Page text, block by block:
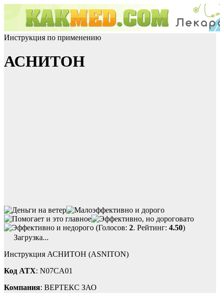
Инструкция по применению
АСНИТОН
(Голосов: 2. Рейтинг: 4.50)
Загрузка...
Инструкция АСНИТОН (ASNITON)
Код ATX: N07CA01
Компания: ВЕРТЕКС ЗАО